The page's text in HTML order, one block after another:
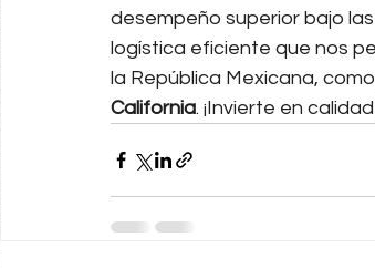
desempeño superior bajo
logística eficiente que nos
la República Mexicana,
California. ¡Invierte en